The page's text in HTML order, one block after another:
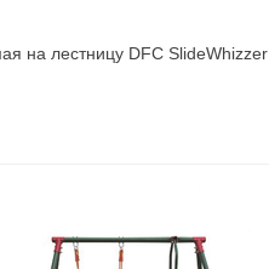
на лестницу DFC SlideWhizzer